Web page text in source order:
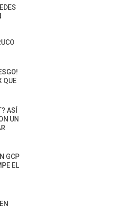
QUE
ASÍ
UN
GCP
EL